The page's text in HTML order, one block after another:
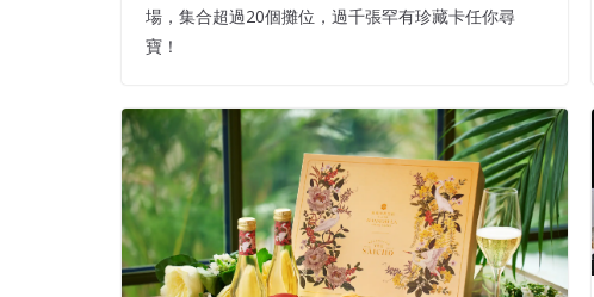
場，集合超過20個攤位，過千張罕有珍藏卡任你尋
寶！